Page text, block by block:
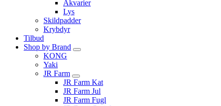
Akvarier
Lys
Skildpadder
Krybdyr
Tilbud
Shop by Brand
KONG
Yaki
JR Farm
JR Farm Kat
JR Farm Jul
JR Farm Fugl